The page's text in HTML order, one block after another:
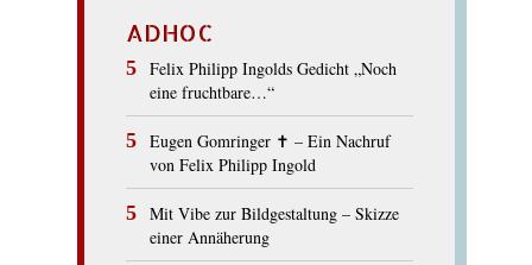
ADHOC
Felix Philipp Ingolds Gedicht „Noch
eine fruchtbare…“
Eugen Gomringer ✝︎ – Ein Nachruf
von Felix Philipp Ingold
Mit Vibe zur Bildgestaltung – Skizze
einer Annäherung